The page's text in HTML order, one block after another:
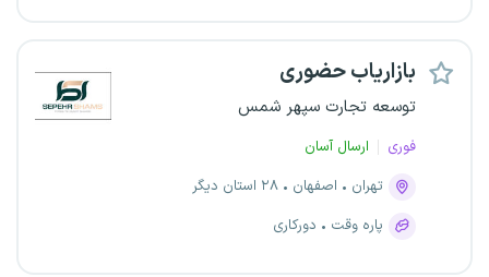
بازاریاب حضوری
توسعه تجارت سپهر شمس
فوری
ارسال آسان
تهران
اصفهان
۲۸ استان دیگر
پاره وقت
دورکاری